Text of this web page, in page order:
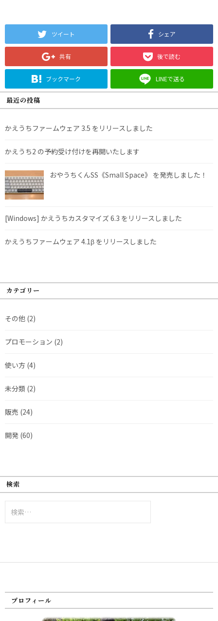
ツイート シェア
共有 後で読む
ブックマーク LINEで送る
最近の投稿
かえうちファームウェア 3.5 をリリースしました
かえうち2 の予約受け付けを再開いたします
おやうちくんSS《Small Space》 を発売しました！
[Windows] かえうちカスタマイズ 6.3 をリリースしました
かえうちファームウェア 4.1β をリリースしました
カテゴリー
その他 (2)
プロモーション (2)
使い方 (4)
未分類 (2)
販売 (24)
開発 (60)
検索
索:
プロフィール